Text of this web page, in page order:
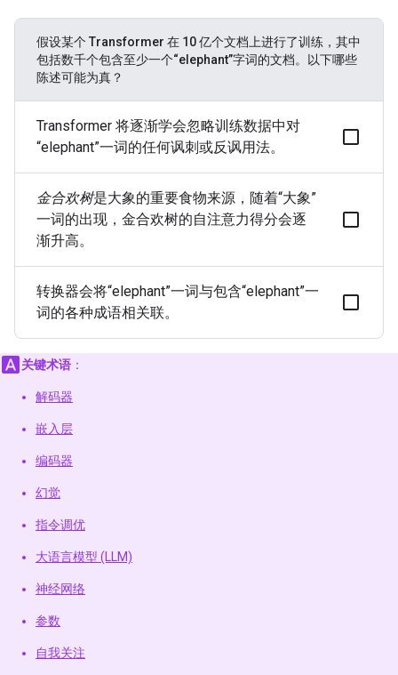
假设某个 Transformer 在 10 亿个文档上进行了训练，其中
包括数千个包含至少一个“elephant”字词的文档。
以下哪些
陈述可能为真？
Transformer 将逐渐学会忽略训练数据中对
“elephant”一词的任何讽刺或反讽用法。
金合欢树是大象的重要食物来源，随着“大象”
一词的出现，金合欢树的自注意力得分会逐
渐升高。
转换器会将“elephant”一词与包含“elephant”一
词的各种成语相关联。
关键术语 ：
解码器
嵌入层
编码器
幻觉
指令调优
大语言模型 (LLM)
神经网络
参数
自我关注